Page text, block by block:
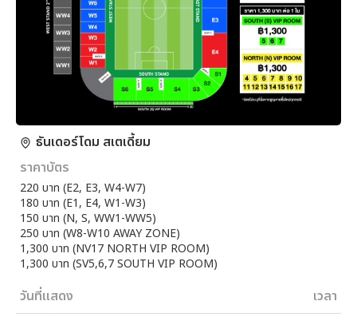
ธันเดอร์โดม สเตเดี้ยม
ราคาบัตร
220 บาท (E2, E3, W4-W7)
180 บาท (E1, E4, W1-W3)
150 บาท (N, S, WW1-WW5)
250 บาท (W8-W10 AWAY ZONE)
1,300 บาท (NV17 NORTH VIP ROOM)
1,300 บาท (SV5,6,7 SOUTH VIP ROOM)
วันที่แสดง เวลา